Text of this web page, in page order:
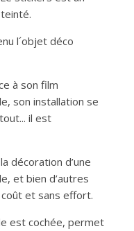
l´objet déco
à son film
son installation se
il est
décoration d’une
et bien d’autres
et sans effort.
est cochée, permet